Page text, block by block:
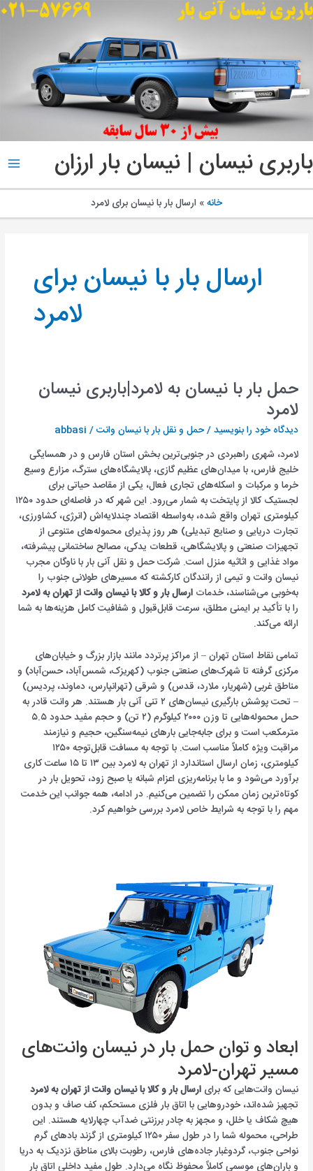
باربری نیسان | نیسان بار ارزان
خانه ارسال بار با نیسان برای لامرد
ارسال بار با نیسان برای
لامرد
حمل بار با نیسان به لامرد|باربری نیسان
لامرد
دیدگاه‌ خود را بنویسید/حمل و نقل بار با نیسان وانت/
abbasi
لامرد، شهری راهبردی در جنوبی‌ترین بخش استان فارس و در همسایگی
خلیج فارس، با میدان‌های عظیم گازی، پالایشگاه‌های سترگ، مزارع وسیع
خرما و مرکبات و اسکله‌های تجاری فعال، یکی از مقاصد حیاتی برای
لجستیک کالا از پایتخت به شمار می‌رود. این شهر که در فاصله‌ای حدود ۱۲۵۰
کیلومتری تهران واقع شده، به‌واسطه اقتصاد چندلایه‌اش (انرژی، کشاورزی،
تجارت دریایی و صنایع تبدیلی) هر روز پذیرای محموله‌های متنوعی از
تجهیزات صنعتی و پالایشگاهی، قطعات یدکی، مصالح ساختمانی پیشرفته،
مواد غذایی و اثاثیه منزل است. شرکت حمل و نقل آنی بار با ناوگان مجرب
نیسان وانت و تیمی از رانندگان کارکشته که مسیرهای طولانی جنوب را
به‌خوبی می‌شناسند، خدماتارسال بار و کالا با نیسان وانت از تهران به لامرد
را با تأکید بر ایمنی مطلق، سرعت قابل‌قبول و شفافیت کامل هزینه‌ها به شما
ارائه می‌کند.
تمامی نقاط استان تهران – از مراکز پرتردد مانند بازار بزرگ و خیابان‌های
مرکزی گرفته تا شهرک‌های صنعتی جنوب (کهریزک، شمس‌آباد، حسن‌آباد) و
مناطق غربی (شهریار، ملارد، قدس) و شرقی (تهرانپارس، دماوند، پردیس)
– تحت پوشش بارگیری نیسان‌های ۲ تنی آنی بار هستند. هر وانت قادر به
حمل محموله‌هایی تا وزن ۲۰۰۰ کیلوگرم (۲ تن) و حجم مفید حدود ۵.۵
مترمکعب است و برای جابه‌جایی بارهای نیمه‌سنگین، حجیم و نیازمند
مراقبت ویژه کاملاً مناسب است. با توجه به مسافت قابل‌توجه ۱۲۵۰
کیلومتری، زمان ارسال استاندارد از تهران به لامرد بین ۱۳ تا ۱۵ ساعت کاری
برآورد می‌شود و ما با برنامه‌ریزی اعزام شبانه یا صبح زود، تحویل بار در
کوتاه‌ترین زمان ممکن را تضمین می‌کنیم. در ادامه، همه جوانب این خدمت
مهم را با توجه به شرایط خاص لامرد بررسی خواهیم کرد.
ابعاد و توان حمل بار در نیسان وانت‌های
مسیر تهران-لامرد
نیسان وانت‌هایی که برایارسال بار و کالا با نیسان وانت از تهران به لامرد
تجهیز شده‌اند، خودروهایی با اتاق بار فلزی مستحکم، کف صاف و بدون
هیچ شکاف یا خلل، و مجهز به چادر برزنتی ضدآب چهارلایه هستند. این
طراحی، محموله شما را در طول سفر ۱۲۵۰ کیلومتری از گزند بادهای گرم
نواحی جنوب، گردوغبار جاده‌های فارس، رطوبت بالای مناطق نزدیک به دریا
و باران‌های موسمی کاملاً محفوظ نگاه می‌دارد. طول مفید داخلی اتاق بار